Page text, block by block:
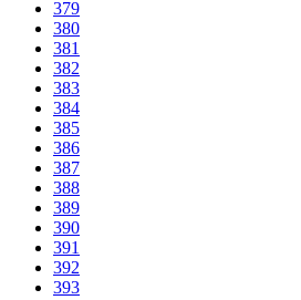
379
380
381
382
383
384
385
386
387
388
389
390
391
392
393